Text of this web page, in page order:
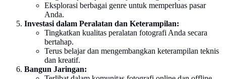
Eksplorasi berbagai genre untuk memperluas pasar
Anda.
Investasi dalam Peralatan dan Keterampilan:
Tingkatkan kualitas peralatan fotografi Anda secara
bertahap.
Terus belajar dan mengembangkan keterampilan teknis
dan kreatif.
Bangun Jaringan: